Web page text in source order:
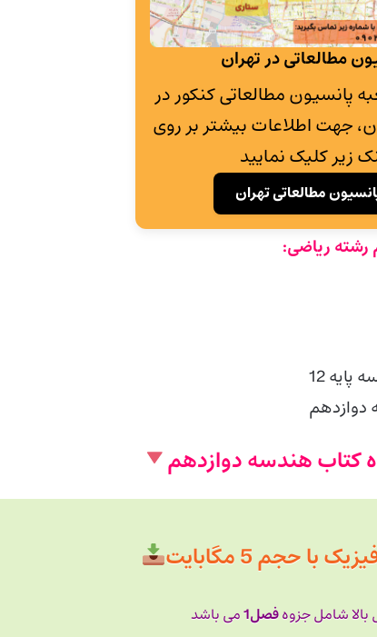
مطالعاتی در تهران
30 شعبه پانسیون مطالعاتی کنکور در
جهت اطلاعات بیشتر بر روی
زیر کلیک نمایید
مطالعاتی تهران
ریاضی:
12
دوازدهم
کتاب هندسه دوازدهم
با حجم 5 مگابایت
بالا شامل جزوهفصل1 می باشد